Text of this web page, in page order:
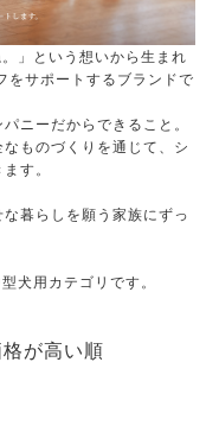
新規会員登録
」という想いから生まれ
をサポートするブランドで
ニーだからできること。
ものづくりを通じて、シ
す。
暮らしを願う家族にずっ
犬用カテゴリです。
が高い順